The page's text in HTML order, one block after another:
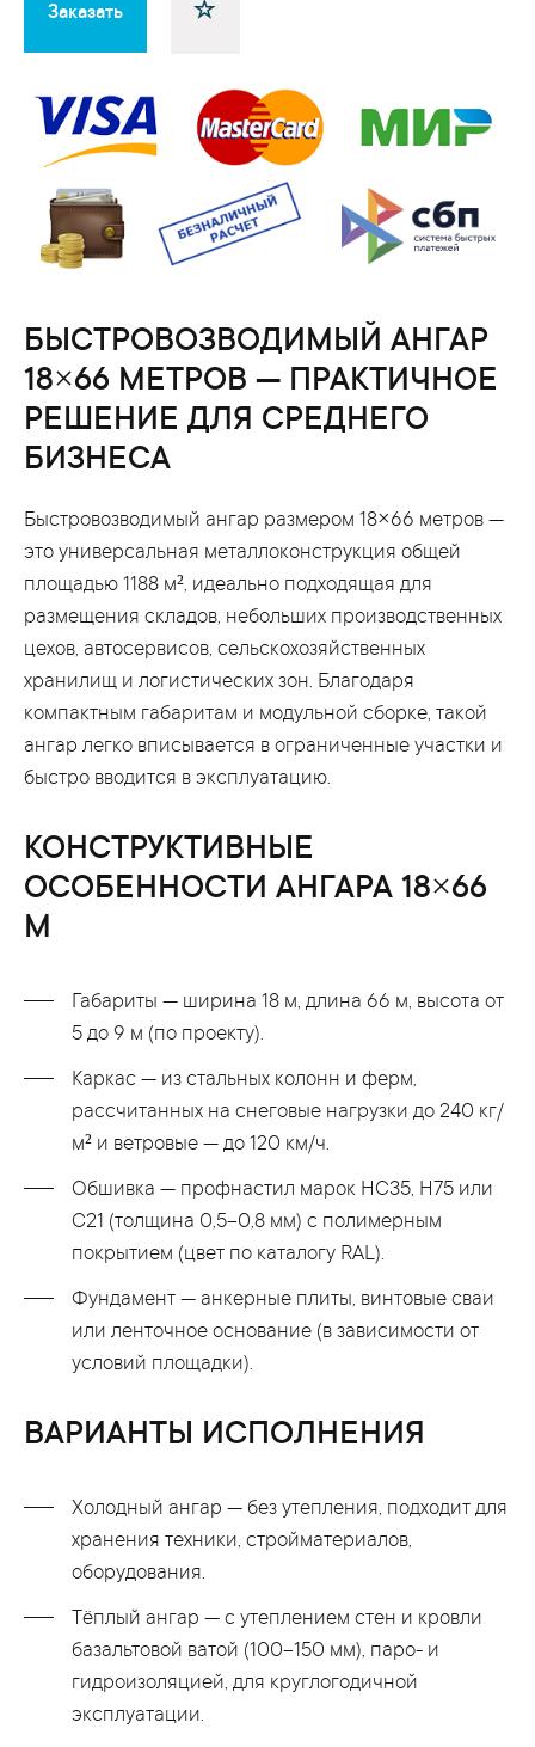
Заказать
БЫСТРОВОЗВОДИМЫЙ АНГАР
18×66 МЕТРОВ — ПРАКТИЧНОЕ
РЕШЕНИЕ ДЛЯ СРЕДНЕГО
БИЗНЕСА
Быстровозводимый ангар размером 18×66 метров —
это универсальная металлоконструкция общей
площадью 1188 м², идеально подходящая для
размещения складов, небольших производственных
цехов, автосервисов, сельскохозяйственных
хранилищ и логистических зон. Благодаря
компактным габаритам и модульной сборке, такой
ангар легко вписывается в ограниченные участки и
быстро вводится в эксплуатацию.
КОНСТРУКТИВНЫЕ
ОСОБЕННОСТИ АНГАРА 18×66
М
Габариты — ширина 18 м, длина 66 м, высота от
5 до 9 м (по проекту).
Каркас — из стальных колонн и ферм,
рассчитанных на снеговые нагрузки до 240 кг/
м² и ветровые — до 120 км/ч.
Обшивка — профнастил марок НС35, Н75 или
С21 (толщина 0,5–0,8 мм) с полимерным
покрытием (цвет по каталогу RAL).
Фундамент — анкерные плиты, винтовые сваи
или ленточное основание (в зависимости от
условий площадки).
ВАРИАНТЫ ИСПОЛНЕНИЯ
Холодный ангар — без утепления, подходит для
хранения техники, стройматериалов,
оборудования.
Тёплый ангар — с утеплением стен и кровли
базальтовой ватой (100–150 мм), паро- и
гидроизоляцией, для круглогодичной
эксплуатации.